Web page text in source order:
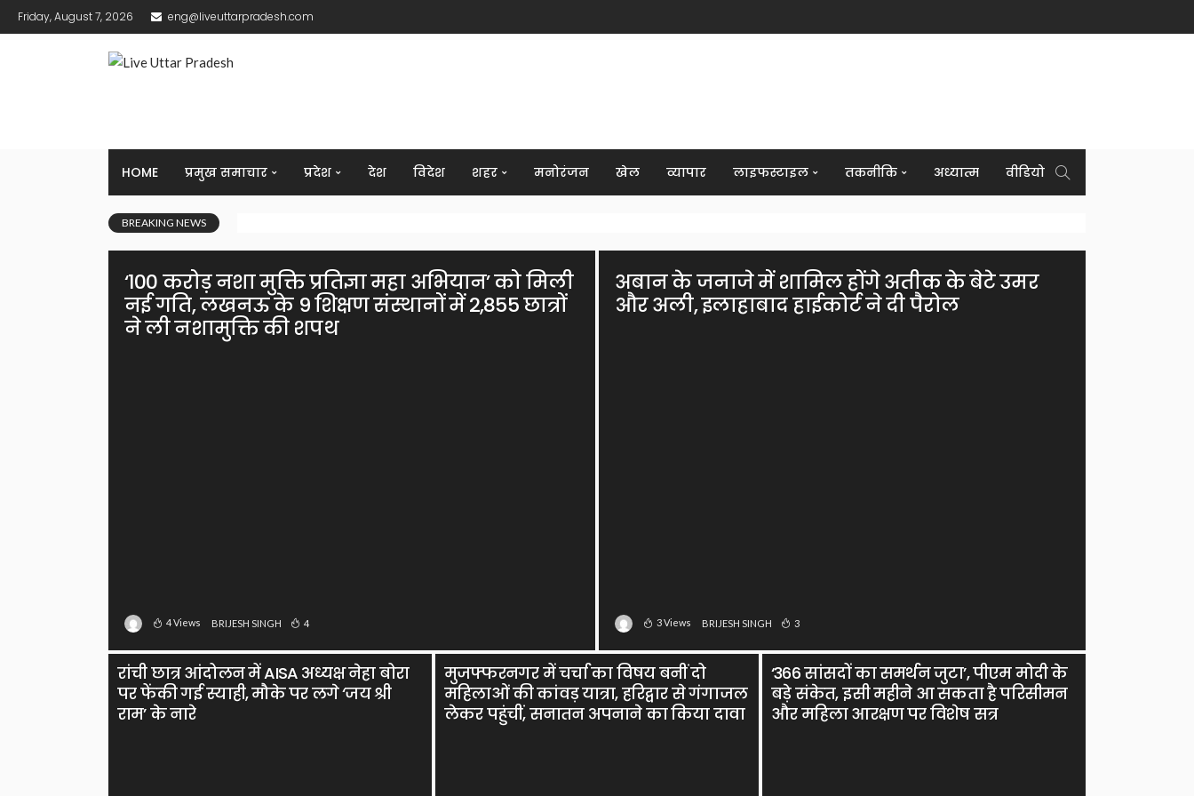
Friday, August 7, 2026 eng@liveuttarpradesh.com
HOME प्रमुख समाचार प्रदेश देश विदेश शहर मनोरंजन खेल व्यापार लाइफस्टाइल तकनीकि अध्यात्म वीडियो
BREAKING NEWS
‘100 करोड़ नशा मुक्ति प्रतिज्ञा महा अभियान’ को मिली
नई गति, लखनऊ के 9 शिक्षण संस्थानों में 2,855 छात्रों
ने ली नशामुक्ति की शपथ
4 Views BRIJESH SINGH 4
अबान के जनाजे में शामिल होंगे अतीक के बेटे उमर
और अली, इलाहाबाद हाईकोर्ट ने दी पैरोल
3 Views BRIJESH SINGH 3
रांची छात्र आंदोलन में AISA अध्यक्ष नेहा बोरा
पर फेंकी गई स्याही, मौके पर लगे ‘जय श्री
राम’ के नारे
मुजफ्फरनगर में चर्चा का विषय बनीं दो
महिलाओं की कांवड़ यात्रा, हरिद्वार से गंगाजल
लेकर पहुंचीं, सनातन अपनाने का किया दावा
‘366 सांसदों का समर्थन जुटा’, पीएम मोदी के
बड़े संकेत, इसी महीने आ सकता है परिसीमन
और महिला आरक्षण पर विशेष सत्र